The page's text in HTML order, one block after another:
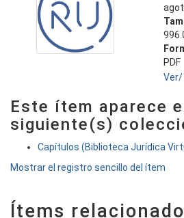
PDF
Ver/
Este ítem aparece
siguiente(s)
Capítulos (Biblioteca Jurídica
Mostrar el registro sencillo del ítem
Ítems